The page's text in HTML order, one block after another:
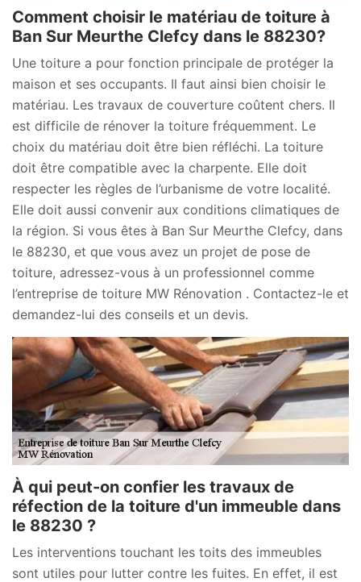
Comment choisir le matériau de toiture à
Ban Sur Meurthe Clefcy dans le 88230?
Une toiture a pour fonction principale de protéger la
maison et ses occupants. Il faut ainsi bien choisir le
matériau. Les travaux de couverture coûtent chers. Il
est difficile de rénover la toiture fréquemment. Le
choix du matériau doit être bien réfléchi. La toiture
doit être compatible avec la charpente. Elle doit
respecter les règles de l’urbanisme de votre localité.
Elle doit aussi convenir aux conditions climatiques de
la région. Si vous êtes à Ban Sur Meurthe Clefcy, dans
le 88230, et que vous avez un projet de pose de
toiture, adressez-vous à un professionnel comme
l’entreprise de toiture MW Rénovation . Contactez-le et
demandez-lui des conseils et un devis.
À qui peut-on confier les travaux de
réfection de la toiture d'un immeuble dans
le 88230 ?
Les interventions touchant les toits des immeubles
sont utiles pour lutter contre les fuites. En effet, il est